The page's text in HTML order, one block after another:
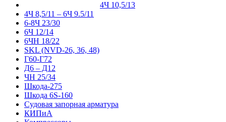
4Ч 10,5/13
4Ч 8,5/11 – 6Ч 9.5/11
6-8Ч 23/30
6Ч 12/14
6ЧН 18/22
SKL (NVD-26, 36, 48)
Г60-Г72
Д6 – Д12
ЧН 25/34
Шкода-275
Шкода 6S-160
Судовая запорная арматура
КИПиА